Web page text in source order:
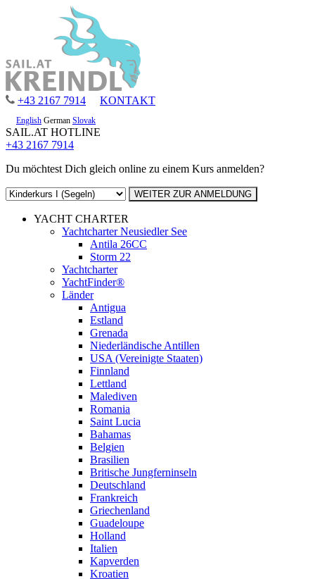
+43 2167 7914 KONTAKT
English German Slovak
SAIL.AT HOTLINE
+43 2167 7914
Du möchtest Dich gleich online zu einem Kurs anmelden?
YACHT CHARTER
Yachtcharter Neusiedler See
Antila 26CC
Storm 22
Yachtcharter
YachtFinder®
Länder
Antigua
Estland
Grenada
Niederländische Antillen
USA (Vereinigte Staaten)
Finnland
Lettland
Malediven
Romania
Saint Lucia
Bahamas
Belgien
Brasilien
Britische Jungferninseln
Deutschland
Frankreich
Griechenland
Guadeloupe
Holland
Italien
Kapverden
Kroatien